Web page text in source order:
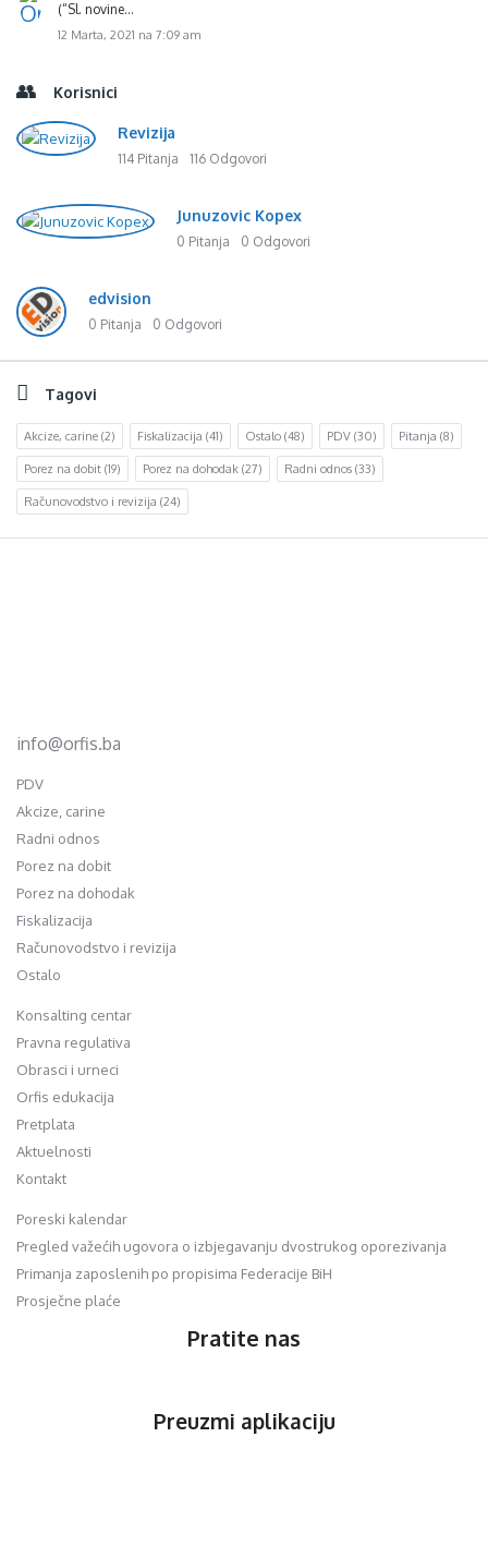
(“Sl. novine…
12 Marta, 2021 na 7:09 am
Korisnici
Revizija
114 Pitanja 116 Odgovori
Junuzovic Kopex
0 Pitanja 0 Odgovori
edvision
0 Pitanja 0 Odgovori
Tagovi
Akcize, carine (2) Fiskalizacija (41) Ostalo (48) PDV (30) Pitanja (8)
Porez na dobit (19) Porez na dohodak (27) Radni odnos (33)
Računovodstvo i revizija (24)
info@orfis.ba
PDV
Akcize, carine
Radni odnos
Porez na dobit
Porez na dohodak
Fiskalizacija
Računovodstvo i revizija
Ostalo
Konsalting centar
Pravna regulativa
Obrasci i urneci
Orfis edukacija
Pretplata
Aktuelnosti
Kontakt
Poreski kalendar
Pregled važećih ugovora o izbjegavanju dvostrukog oporezivanja
Primanja zaposlenih po propisima Federacije BiH
Prosječne plaće
Pratite nas
Preuzmi aplikaciju